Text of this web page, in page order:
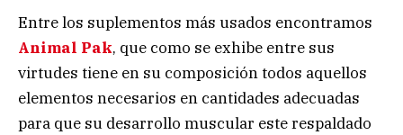
Entre los suplementos más usados encontramos
Animal Pak, que como se exhibe entre sus
virtudes tiene en su composición todos aquellos
elementos necesarios en cantidades adecuadas
para que su desarrollo muscular este respaldado